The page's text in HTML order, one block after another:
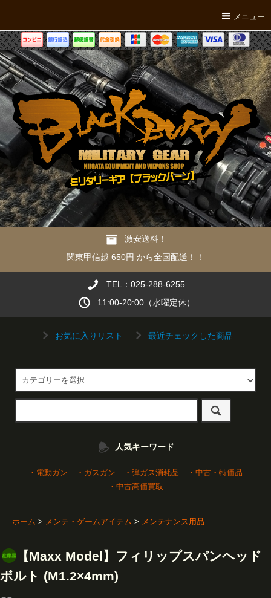
メニュー
激安送料！
関東甲信越 650円 から全国配送！！
TEL：025-288-6255
11:00-20:00（水曜定休）
お気に入りリスト 最近チェックした商品
人気キーワード
・電動ガン ・ガスガン ・弾ガス消耗品
・中古・特価品
・中古高価買取
ホーム > メンテ・ゲームアイテム > メンテナンス用品
【Maxx Model】フィリップスパンヘッド
ボルト (M1.2×4mm)